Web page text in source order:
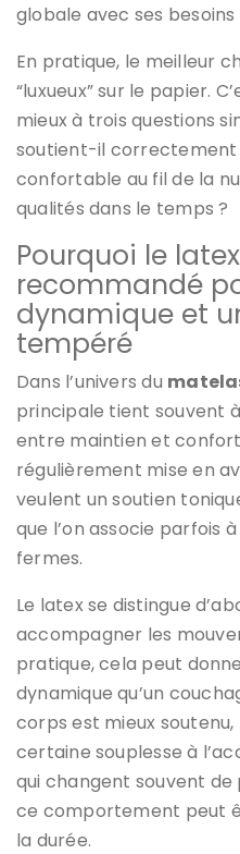
globale avec ses
En pratique, le meilleur
“luxueux” sur le papier.
mieux à trois questions
soutient-il
confortable au fil de la
qualités dans le temps ?
Pourquoi le
recommandé
dynamique et
tempéré
Dans l’univers du
principale tient souvent
entre maintien et
régulièrement mise en
veulent un soutien
que l’on associe parfois
fermes.
Le latex se distingue
accompagner les
pratique, cela peut
dynamique qu’un
corps est mieux
certaine souplesse à
qui changent souvent
ce comportement peut
la durée.